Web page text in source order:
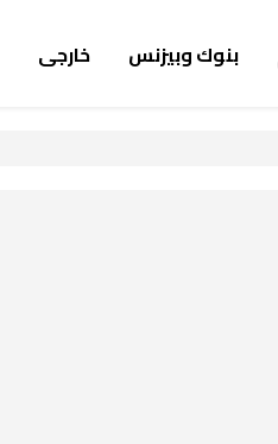
بنوك وبيزنس خارجى